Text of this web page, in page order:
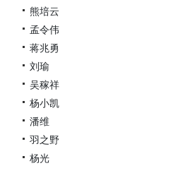
熊培云
孟令伟
蒋兆勇
刘瑜
吴稼祥
杨小凯
潘维
羽之野
杨光